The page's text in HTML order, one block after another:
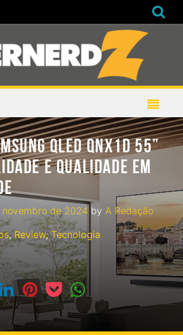
QLED QNX1D 55”
E QUALIDADE EM
de 2024 by A Redação
,Review,Tecnologia